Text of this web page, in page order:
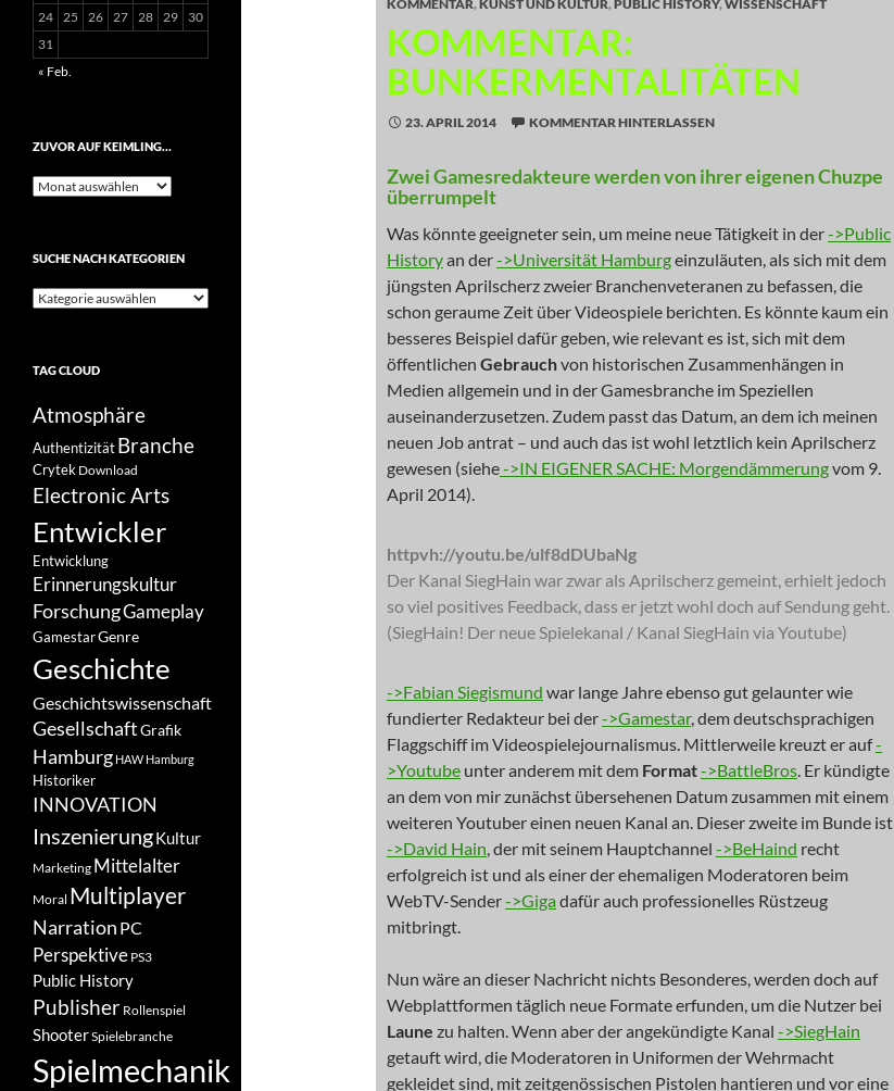
KOMMENTAR,KUNST UND KULTUR,PUBLIC HISTORY,WISSENSCHAFT
KOMMENTAR:
BUNKERMENTALITÄTEN
23. APRIL 2014 KOMMENTAR HINTERLASSEN
Zwei Gamesredakteure werden von ihrer eigenen Chuzpe
überrumpelt
Was könnte geeigneter sein, um meine neue Tätigkeit in der->Public
Historyan der->Universität Hamburgeinzuläuten, als sich mit dem
jüngsten Aprilscherz zweier Branchenveteranen zu befassen, die
schon geraume Zeit über Videospiele berichten. Es könnte kaum ein
besseres Beispiel dafür geben, wie relevant es ist, sich mit dem
öffentlichen Gebrauchvon historischen Zusammenhängen in
Medien allgemein und in der Gamesbranche im Speziellen
auseinanderzusetzen. Zudem passt das Datum, an dem ich meinen
neuen Job antrat – und auch das ist wohl letztlich kein Aprilscherz
gewesen (siehe->IN EIGENER SACHE: Morgendämmerungvom 9.
April 2014).
httpvh://youtu.be/ulf8dDUbaNg
Der Kanal SiegHain war zwar als Aprilscherz gemeint, erhielt jedoch
so viel positives Feedback, dass er jetzt wohl doch auf Sendung geht.
(SiegHain! Der neue Spielekanal / Kanal SiegHain via Youtube)
->Fabian Siegismund war lange Jahre ebenso gut gelaunter wie
fundierter Redakteur bei der->Gamestar, dem deutschsprachigen
Flaggschiff im Videospielejournalismus. Mittlerweile kreuzt er auf-
>Youtube unter anderem mit dem Format->BattleBros. Er kündigte
an dem von mir zunächst übersehenen Datum zusammen mit einem
weiteren Youtuber einen neuen Kanal an. Dieser zweite im Bunde ist
->David Hain, der mit seinem Hauptchannel ->BeHaind recht
erfolgreich ist und als einer der ehemaligen Moderatoren beim
WebTV-Sender->Gigadafür auch professionelles Rüstzeug
mitbringt.
Nun wäre an dieser Nachricht nichts Besonderes, werden doch auf
Webplattformen täglich neue Formate erfunden, um die Nutzer bei
Laune zu halten. Wenn aber der angekündigte Kanal ->SiegHain
getauft wird, die Moderatoren in Uniformen der Wehrmacht
gekleidet sind, mit zeitgenössischen Pistolen hantieren und vor eine
24 25 26 27 28 29
30
31
« Feb.
ZUVOR AUF KEIMLING…
Zuvor
SUCHE NACH KATEGORIEN
Suche
TAG CLOUD
Atmosphäre
Authentizität Branche
Crytek Download
Electronic Arts
Entwickler
Entwicklung
Erinnerungskultur
ForschungGameplay
GamestarGenre
Geschichte
Geschichtswissenschaft
GesellschaftGrafik
Hamburg HAW Hamburg
Historiker
INNOVATION
InszenierungKultur
Marketing Mittelalter
Moral Multiplayer
Narration PC
Perspektive PS3
Public History
Publisher Rollenspiel
ShooterSpielebranche
Spielmechanik